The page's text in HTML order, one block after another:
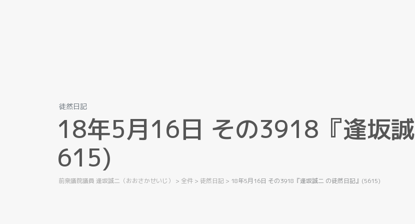
徒然日記
18年5月16日 その3918 『逢坂誠
61 5)
前衆議院議員 逢坂誠二（おおさかせいじ） > 全件 > 徒然日記 > 18年5月16日 その3918『逢坂誠二 の徒然日記』(5615)